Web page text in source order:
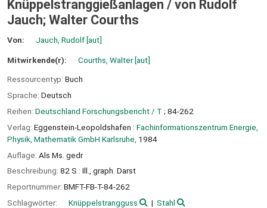
Knüppelstranggießanlagen / von Rudolf
Jauch; Walter Courths
Von: Jauch, Rudolf[aut]
Mitwirkende(r): Courths, Walter[aut]
Ressourcentyp: Buch
Sprache: Deutsch
Reihen: Deutschland Forschungsbericht / T ; 84-262
Verlag: Eggenstein-Leopoldshafen : Fachinformationszentrum Energie,
Physik, Mathematik GmbH Karlsruhe, 1984
Auflage: Als Ms. gedr
Beschreibung: 82 S : Ill., graph. Darst
Reportnummer: BMFT-FB-T-84-262
Schlagwörter:
Knüppelstrangguss
Stahl